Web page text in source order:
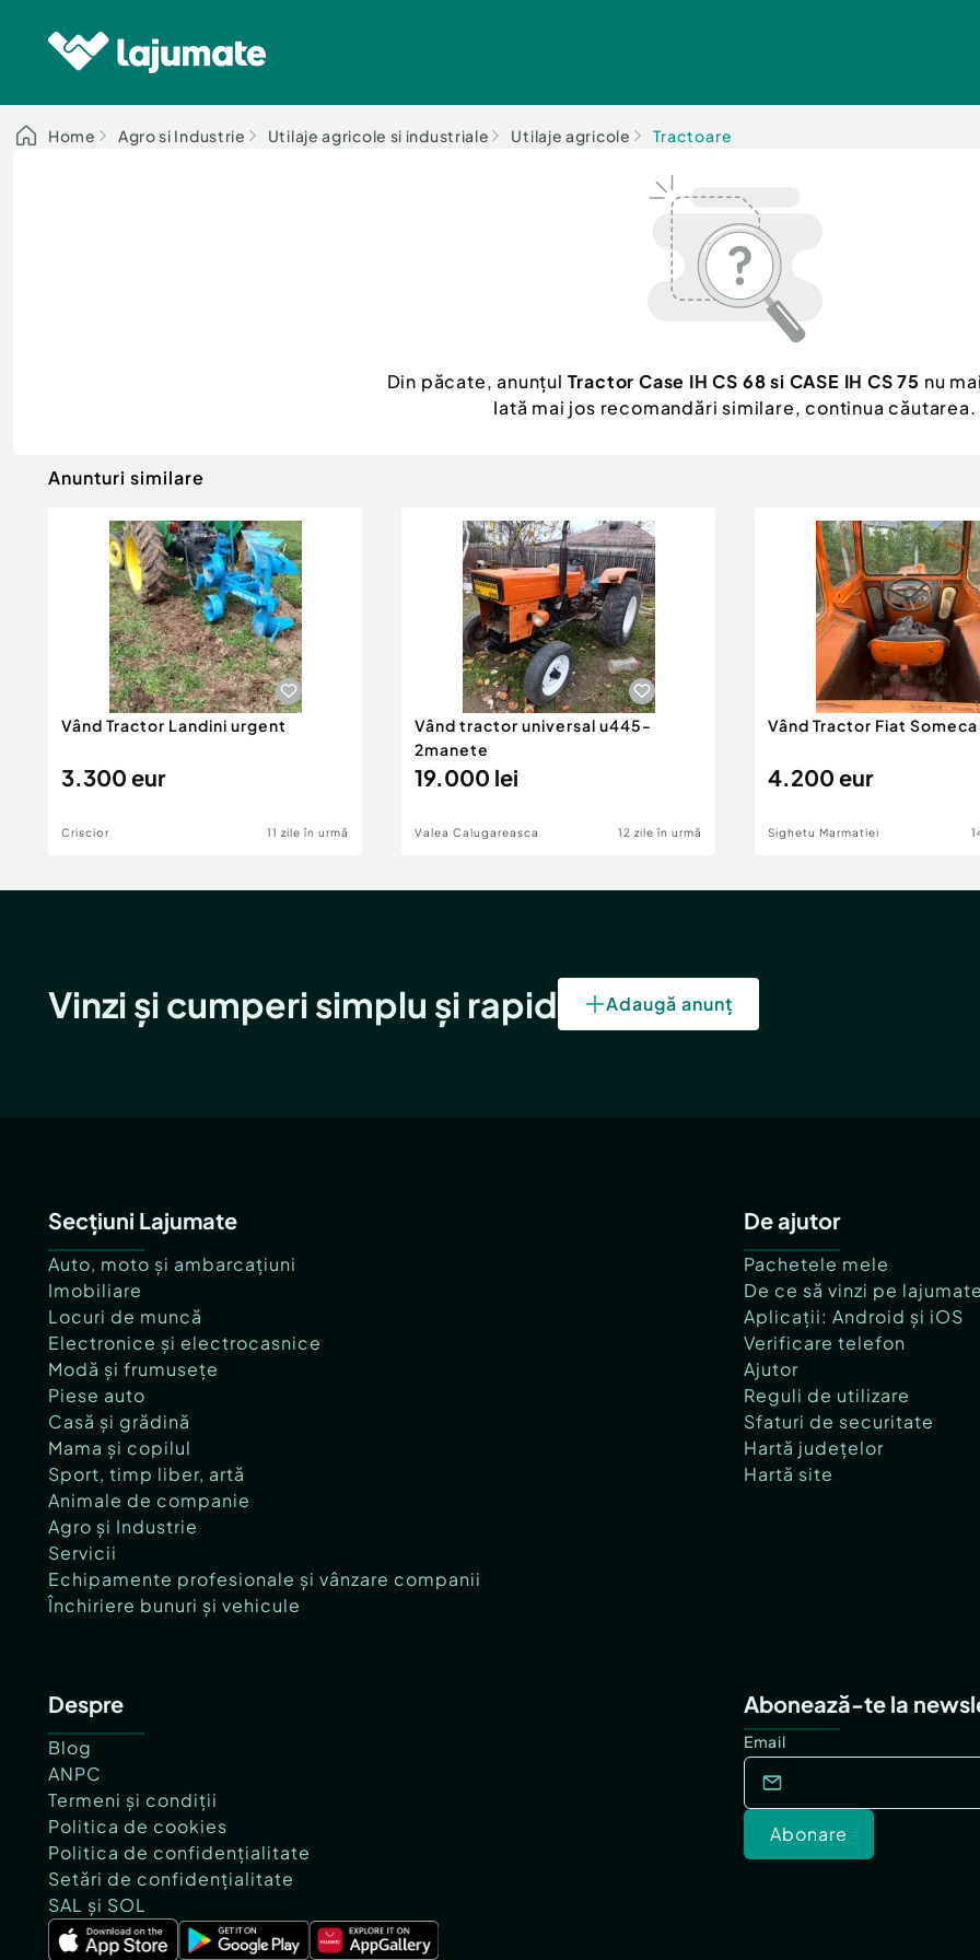
Home Agro si Industrie Utilaje agricole si industriale Utilaje agricole Tractoare
Din păcate, anunțul Tractor Case IH CS 68 si CASE IH CS 75 nu
Iată mai jos recomandări similare, continua căutarea.
Anunturi similare
Vând Tractor Landini urgent
3.300 eur
Criscior 11 zile în urmă
Vând tractor universal u445-
2manete
19.000 lei
Valea Calugareasca 12 zile în urmă
Vând Tractor Fiat Someca
4.200 eur
Sighetu Marmatiei
Vinzi și cumperi simplu și rapid Adaugă anunț
Secțiuni Lajumate
Auto, moto și ambarcațiuni
Imobiliare
Locuri de muncă
Electronice și electrocasnice
Modă și frumusețe
Piese auto
Casă și grădină
Mama și copilul
Sport, timp liber, artă
Animale de companie
Agro și Industrie
Servicii
Echipamente profesionale și vânzare companii
Închiriere bunuri și vehicule
De ajutor
Pachetele mele
De ce să vinzi pe
Aplicații: Android și iOS
Verificare telefon
Ajutor
Reguli de utilizare
Sfaturi de securitate
Hartă județelor
Hartă site
Despre
Blog
ANPC
Termeni și condiții
Politica de cookies
Politica de confidențialitate
Setări de confidențialitate
SAL și SOL
Abonează-te la
Email
Abonare